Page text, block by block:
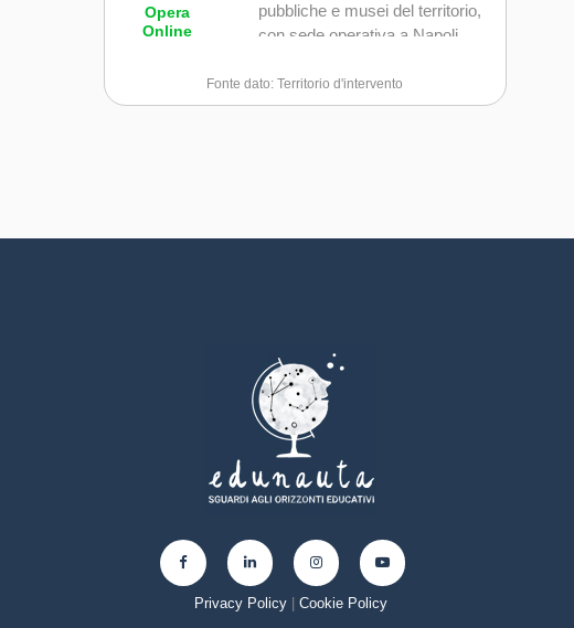
Opera
Online
pubbliche e musei del territorio,
con sede operativa a Napoli
Fonte dato: Territorio d'intervento
Privacy Policy |Cookie Policy